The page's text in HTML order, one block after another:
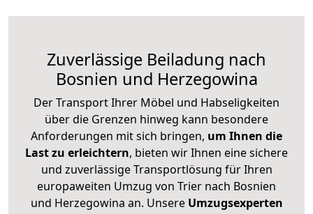
Zuverlässige Beiladung nach
Bosnien und Herzegowina
Der Transport Ihrer Möbel und Habseligkeiten
über die Grenzen hinweg kann besondere
Anforderungen mit sich bringen, um Ihnen die
Last zu erleichtern, bieten wir Ihnen eine sichere
und zuverlässige Transportlösung für Ihren
europaweiten Umzug von Trier nach Bosnien
und Herzegowina an. Unsere Umzugsexperten